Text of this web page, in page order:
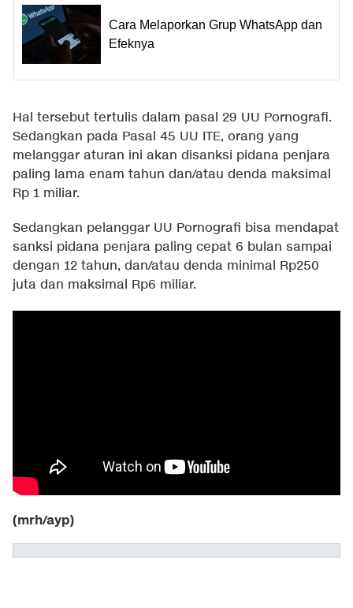
Cara Melaporkan Grup WhatsApp dan
Efeknya
Hal tersebut tertulis dalam pasal 29 UU Pornografi.
Sedangkan pada Pasal 45 UU ITE, orang yang
melanggar aturan ini akan disanksi pidana penjara
paling lama enam tahun dan/atau denda maksimal
Rp 1 miliar.
Sedangkan pelanggar UU Pornografi bisa mendapat
sanksi pidana penjara paling cepat 6 bulan sampai
dengan 12 tahun, dan/atau denda minimal Rp250
juta dan maksimal Rp6 miliar.
(mrh/ayp)